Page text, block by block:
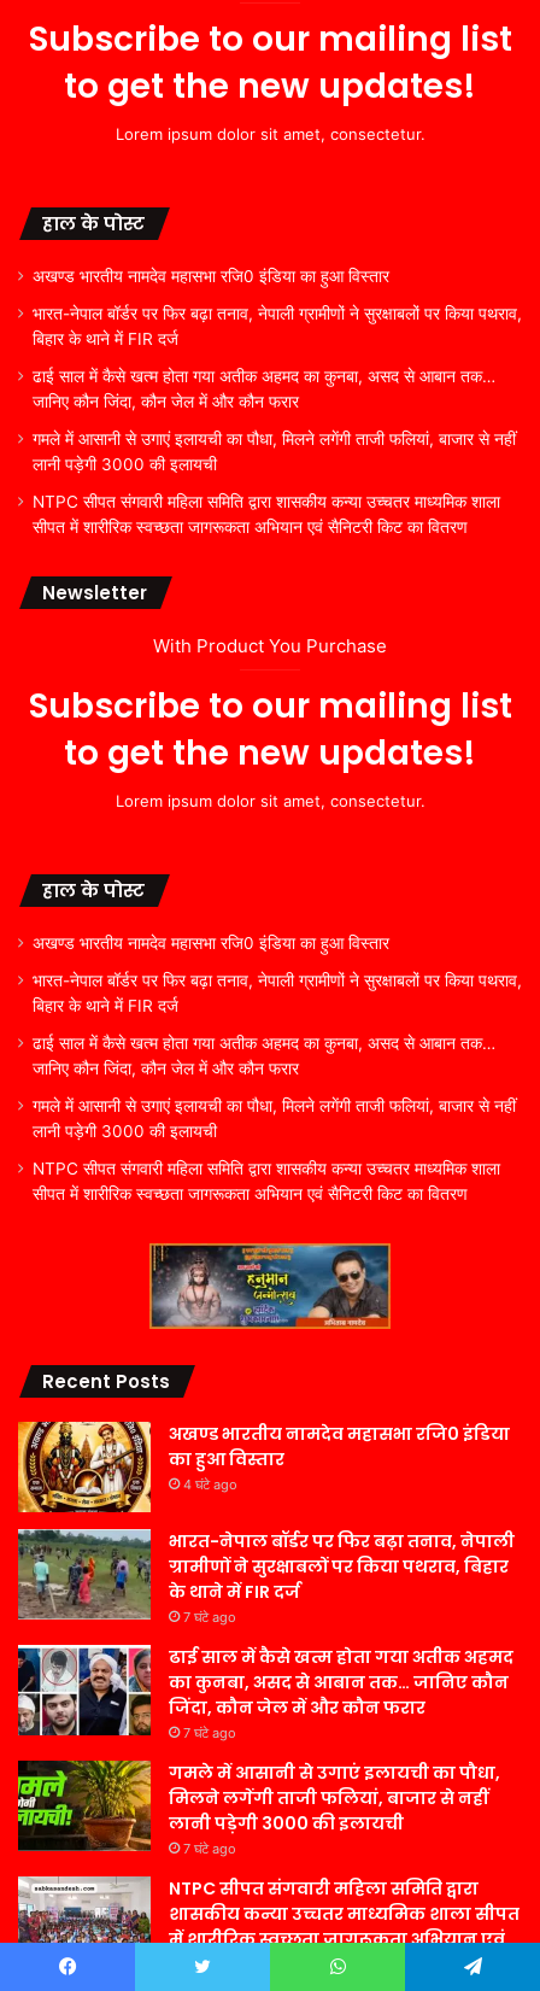
Subscribe to our mailing list
to get the new updates!
Lorem ipsum dolor sit amet, consectetur.
हाल के पोस्ट
अखण्ड भारतीय नामदेव महासभा रजि0 इंडिया का हुआ विस्तार
भारत-नेपाल बॉर्डर पर फिर बढ़ा तनाव, नेपाली ग्रामीणों ने सुरक्षाबलों पर किया पथराव,
बिहार के थाने में FIR दर्ज
ढाई साल में कैसे खत्म होता गया अतीक अहमद का कुनबा, असद से आबान तक…
जानिए कौन जिंदा, कौन जेल में और कौन फरार
गमले में आसानी से उगाएं इलायची का पौधा, मिलने लगेंगी ताजी फलियां, बाजार से नहीं
लानी पड़ेगी 3000 की इलायची
NTPC सीपत संगवारी महिला समिति द्वारा शासकीय कन्या उच्चतर माध्यमिक शाला
सीपत में शारीरिक स्वच्छता जागरूकता अभियान एवं सैनिटरी किट का वितरण
Newsletter
With Product You Purchase
Subscribe to our mailing list
to get the new updates!
Lorem ipsum dolor sit amet, consectetur.
हाल के पोस्ट
अखण्ड भारतीय नामदेव महासभा रजि0 इंडिया का हुआ विस्तार
भारत-नेपाल बॉर्डर पर फिर बढ़ा तनाव, नेपाली ग्रामीणों ने सुरक्षाबलों पर किया पथराव,
बिहार के थाने में FIR दर्ज
ढाई साल में कैसे खत्म होता गया अतीक अहमद का कुनबा, असद से आबान तक…
जानिए कौन जिंदा, कौन जेल में और कौन फरार
गमले में आसानी से उगाएं इलायची का पौधा, मिलने लगेंगी ताजी फलियां, बाजार से नहीं
लानी पड़ेगी 3000 की इलायची
NTPC सीपत संगवारी महिला समिति द्वारा शासकीय कन्या उच्चतर माध्यमिक शाला
सीपत में शारीरिक स्वच्छता जागरूकता अभियान एवं सैनिटरी किट का वितरण
Recent Posts
अखण्ड भारतीय नामदेव महासभा रजि0 इंडिया
का हुआ विस्तार
4 घंटे ago
भारत-नेपाल बॉर्डर पर फिर बढ़ा तनाव, नेपाली
ग्रामीणों ने सुरक्षाबलों पर किया पथराव, बिहार
के थाने में FIR दर्ज
7 घंटे ago
ढाई साल में कैसे खत्म होता गया अतीक अहमद
का कुनबा, असद से आबान तक… जानिए कौन
जिंदा, कौन जेल में और कौन फरार
7 घंटे ago
गमले में आसानी से उगाएं इलायची का पौधा,
मिलने लगेंगी ताजी फलियां, बाजार से नहीं
लानी पड़ेगी 3000 की इलायची
7 घंटे ago
NTPC सीपत संगवारी महिला समिति द्वारा
शासकीय कन्या उच्चतर माध्यमिक शाला सीपत
में शारीरिक स्वच्छता जागरूकता अभियान एवं
सैनिटरी किट का वितरण